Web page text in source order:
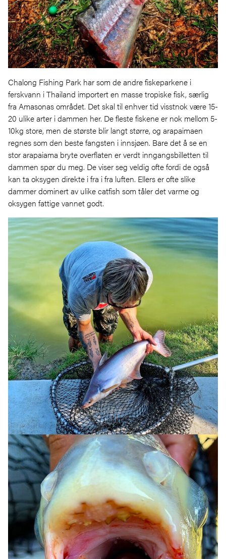
Chalong Fishing Park har som de andre fiskeparkene i
ferskvann i Thailand importert en masse tropiske fisk, særlig
fra Amasonas området. Det skal til enhver tid visstnok være 15-
20 ulike arter i dammen her. De fleste fiskene er nok mellom 5-
10kg store, men de største blir langt større, og arapaimaen
regnes som den beste fangsten i innsjøen. Bare det å se en
stor arapaiama bryte overflaten er verdt inngangsbilletten til
dammen spør du meg. De viser seg veldig ofte fordi de også
kan ta oksygen direkte i fra i fra luften. Ellers er ofte slike
dammer dominert av ulike catfish som tåler det varme og
oksygen fattige vannet godt.